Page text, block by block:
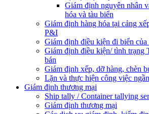
Giám định nguyên nhân
hóa và tàu biển
Giám định hàng hóa tại cảng
P&I
Giám định điều kiện đi biển của
Giám định điều kiện/ tình trạng
bán
Giám định xếp, dỡ hàng, chèn
Lặn và thực hiện công việc
Giám định thương mại
Ship tally / Container tallying
Giám định thương mại